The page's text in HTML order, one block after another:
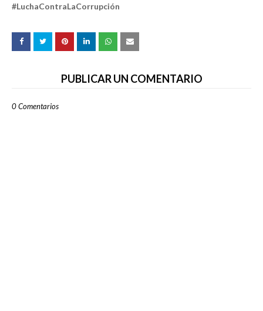
#LuchaContraLaCorrupción
PUBLICAR UN COMENTARIO
0 Comentarios